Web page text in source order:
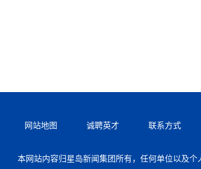
网站地图 诚聘英才 联系方式
本网站内容归星岛新闻集团所有，任何单位以及个